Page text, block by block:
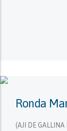
Ronda
(AJI DE GALLINA